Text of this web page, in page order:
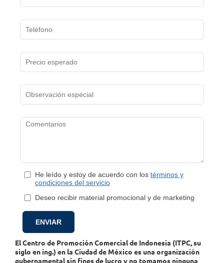
He leído y estoy de acuerdo con los términos y
condiciones del servicio
Deseo recibir material promocional y de marketing
El Centro de Promoción Comercial de Indonesia (ITPC, su
siglo en ing.) en la Ciudad de México es una organización
gubernamental sin fines de lucro y no tomamos ninguna